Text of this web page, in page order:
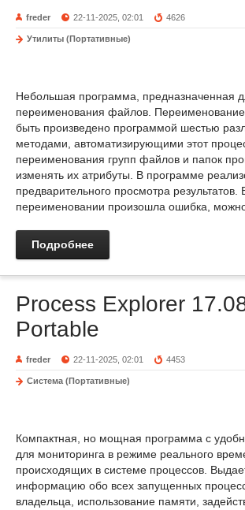
freder 22-11-2025, 02:01 4626
Утилиты (Портативные)
Небольшая программа, предназначенная
переименования файлов.
быть произведено программой шестью
методами, автоматизирующими этот
переименования групп файлов и папок
изменять их атрибуты. В программе
предварительного просмотра результатов.
переименовании произошла ошибка, можно
Подробнее
Process Explorer
Portable
freder 22-11-2025, 02:01 4453
Система (Портативные)
Компактная, но мощная программа с
для мониторинга в режиме реального
происходящих в системе процессов.
информацию обо всех запущенных
владельца, использование памяти,